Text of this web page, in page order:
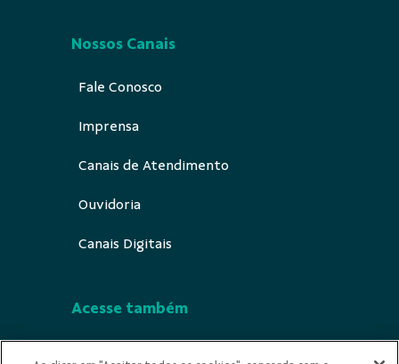
Nossos Canais
Fale Conosco
Imprensa
Canais de Atendimento
Ouvidoria
Canais Digitais
Acesse também